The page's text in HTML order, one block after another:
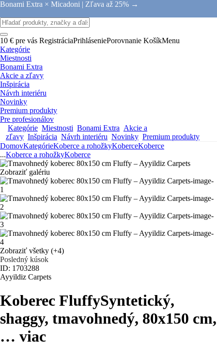
Bonami Extra × Micadoni | Zľava až 25% →
10 € pre vás RegistráciaPrihláseniePorovnanie KošíkMenu
Kategórie
Miestnosti
Bonami Extra
Akcie a zľavy
Inšpirácia
Návrh interiéru
Novinky
Premium produkty
Pre profesionálov
Kategórie Miestnosti Bonami Extra Akcie a
zľavy Inšpirácia Návrh interiéru Novinky Premium produkty
DomovKategórieKoberce a rohožkyKoberceKoberce
...Koberce a rohožkyKoberce
Zobraziť galériu
Zobraziť všetky (+4)
Posledný kúsok
ID: 1703288
Ayyildiz Carpets
Koberec FluffySyntetický,
shaggy, tmavohnedý, 80x150 cm,
… viac